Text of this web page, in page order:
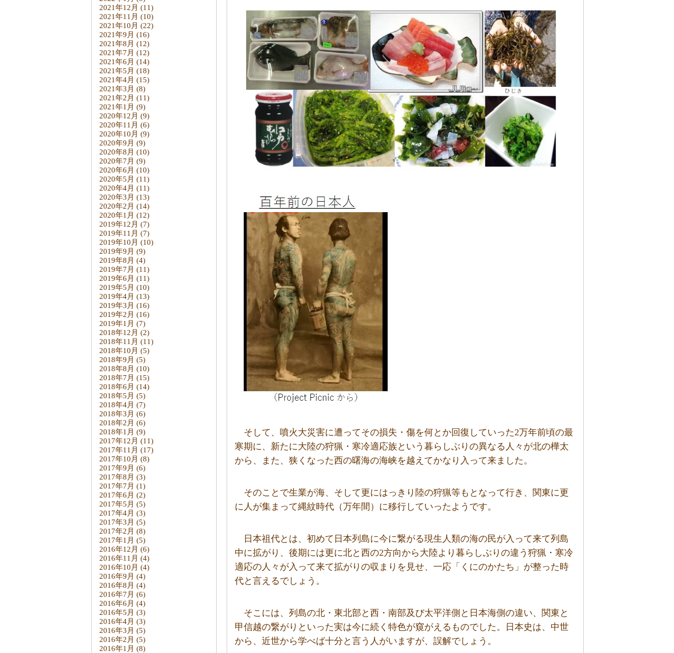
2021年12月 (11)
2021年11月 (10)
2021年10月 (22)
2021年9月 (16)
2021年8月 (12)
2021年7月 (12)
2021年6月 (14)
2021年5月 (18)
2021年4月 (15)
2021年3月 (8)
2021年2月 (11)
2021年1月 (9)
2020年12月 (9)
2020年11月 (6)
2020年10月 (9)
2020年9月 (9)
2020年8月 (10)
2020年7月 (9)
2020年6月 (10)
2020年5月 (11)
2020年4月 (11)
2020年3月 (13)
2020年2月 (14)
2020年1月 (12)
2019年12月 (7)
2019年11月 (7)
2019年10月 (10)
2019年9月 (9)
2019年8月 (4)
2019年7月 (11)
2019年6月 (11)
2019年5月 (10)
2019年4月 (13)
2019年3月 (16)
2019年2月 (16)
2019年1月 (7)
2018年12月 (2)
2018年11月 (11)
2018年10月 (5)
2018年9月 (5)
2018年8月 (10)
2018年7月 (15)
2018年6月 (14)
2018年5月 (5)
2018年4月 (7)
2018年3月 (6)
2018年2月 (6)
2018年1月 (9)
2017年12月 (11)
2017年11月 (17)
2017年10月 (8)
2017年9月 (6)
2017年8月 (3)
2017年7月 (1)
2017年6月 (2)
2017年5月 (5)
2017年4月 (3)
2017年3月 (5)
2017年2月 (8)
2017年1月 (5)
2016年12月 (6)
2016年11月 (4)
2016年10月 (4)
2016年9月 (4)
2016年8月 (4)
2016年7月 (6)
2016年6月 (4)
2016年5月 (3)
2016年4月 (3)
2016年3月 (5)
2016年2月 (5)
2016年1月 (8)
そして、噴火大災害に遭ってその損失・傷を何とか回復していった2万年前頃の最
寒期に、新たに大陸の狩猟・寒冷適応族という暮らしぶりの異なる人々が北の樺太
から、また、狭くなった西の曙海の海峡を越えてかなり入って来ました。
そのことで生業が海、そして更にはっきり陸の狩猟等もとなって行き、関東に更
に人が集まって縄紋時代（万年間）に移行していったようです。
日本祖代とは、初めて日本列島に今に繋がる現生人類の海の民が入って来て列島
中に拡がり、後期には更に北と西の2方向から大陸より暮らしぶりの違う狩猟・寒冷
適応の人々が入って来て拡がりの収まりを見せ、一応「くにのかたち」が整った時
代と言えるでしょう。
そこには、列島の北・東北部と西・南部及び太平洋側と日本海側の違い、関東と
甲信越の繋がりといった実は今に続く特色が窺がえるものでした。日本史は、中世
から、近世から学べば十分と言う人がいますが、誤解でしょう。